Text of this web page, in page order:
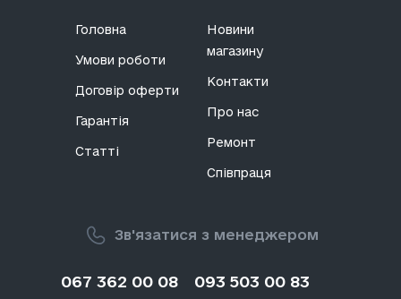
Зв'язатися з менеджером
067 362 00 08 093 503 00 83
Головна
Умови роботи
Договір оферти
Гарантія
Статті
Новини
магазину
Контакти
Про нас
Ремонт
Співпраця